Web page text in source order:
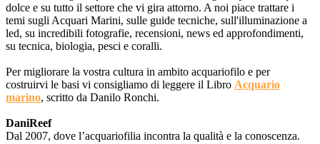
dolce e su tutto il settore che vi gira attorno. A noi piace trattare i
temi sugli Acquari Marini, sulle guide tecniche, sull'illuminazione a
led, su incredibili fotografie, recensioni, news ed approfondimenti,
su tecnica, biologia, pesci e coralli.
Per migliorare la vostra cultura in ambito acquariofilo e per
costruirvi le basi vi consigliamo di leggere il Libro Acquario
marino, scritto da Danilo Ronchi.
DaniReef
Dal 2007, dove l’acquariofilia incontra la qualità e la conoscenza.